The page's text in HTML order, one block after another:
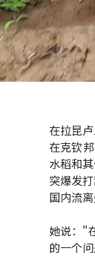
在拉昆
在克钦
水稻和
突爆发
国内流
她说："
的一个